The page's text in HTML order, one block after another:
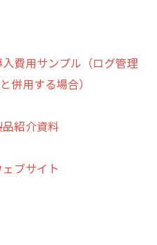
費用サンプル（ログ管理
併用する場合）
紹介資料
ブサイト